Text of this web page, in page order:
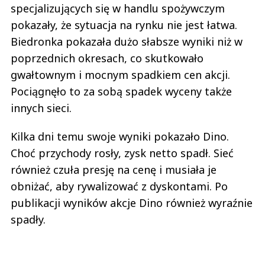
specjalizujących się w handlu spożywczym
pokazały, że sytuacja na rynku nie jest łatwa.
Biedronka pokazała dużo słabsze wyniki niż w
poprzednich okresach, co skutkowało
gwałtownym i mocnym spadkiem cen akcji.
Pociągnęło to za sobą spadek wyceny także
innych sieci.
Kilka dni temu swoje wyniki pokazało Dino.
Choć przychody rosły, zysk netto spadł. Sieć
również czuła presję na cenę i musiała je
obniżać, aby rywalizować z dyskontami. Po
publikacji wyników akcje Dino również wyraźnie
spadły.